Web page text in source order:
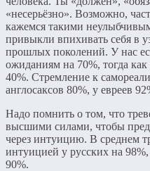
«несерьёзно». Возможно,
кажемся такими
привыкли впихивать себя в
прошлых поколений. У нас
ожиданиям на 70%, тогда как
40%. Стремление к
англосаксов 80%, у евреев
Надо помнить о том, что
высшими силами, чтобы
через интуицию. В среднем
интуицией у русских на 98%,
90%.